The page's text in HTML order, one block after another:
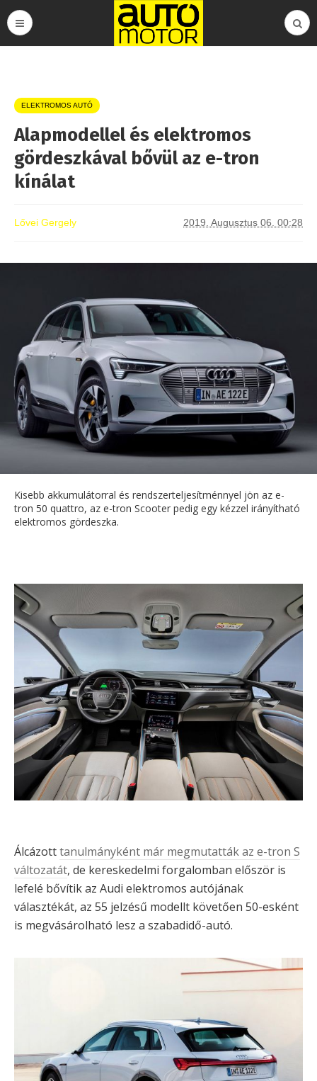
ELEKTROMOS AUTÓ
Alapmodellel és elektromos
gördeszkával bővül az e-tron
kínálat
Lővei Gergely 2019. Augusztus 06. 00:28
Kisebb akkumulátorral és rendszerteljesítménnyel jön az e-
tron 50 quattro, az e-tron Scooter pedig egy kézzel irányítható
elektromos gördeszka.
Álcázotttanulmányként már megmutatták az e-tron S
változatát, de kereskedelmi forgalomban először is
lefelé bővítik az Audi elektromos autójának
választékát, az 55 jelzésű modellt követően 50-esként
is megvásárolható lesz a szabadidő-autó.